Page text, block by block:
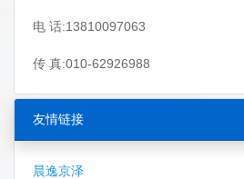
电 话:13810097063
传 真:010-62926988
友情链接
晨逸京泽